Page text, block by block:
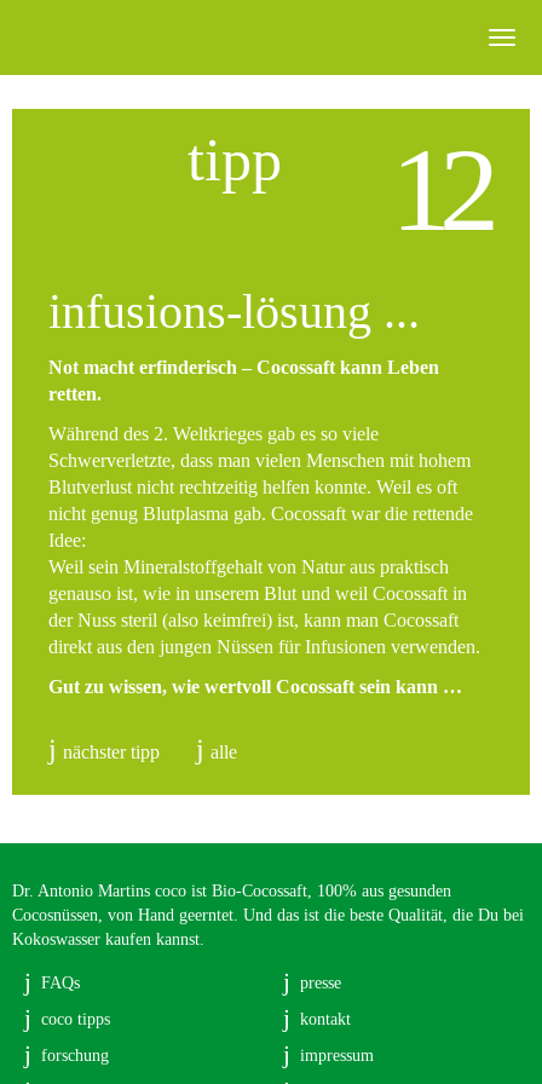
tipp 12
infusions-lösung ...
Not macht erfinderisch – Cocossaft kann Leben
retten.
Während des 2. Weltkrieges gab es so viele
Schwerverletzte, dass man vielen Menschen mit hohem
Blutverlust nicht rechtzeitig helfen konnte. Weil es oft
nicht genug Blutplasma gab. Cocossaft war die rettende
Idee:
Weil sein Mineralstoffgehalt von Natur aus praktisch
genauso ist, wie in unserem Blut und weil Cocossaft in
der Nuss steril (also keimfrei) ist, kann man Cocossaft
direkt aus den jungen Nüssen für Infusionen verwenden.
Gut zu wissen, wie wertvoll Cocossaft sein kann …
nächster tipp alle
Dr. Antonio Martins coco ist Bio-Cocossaft, 100% aus gesunden
Cocosnüssen, von Hand geerntet. Und das ist die beste Qualität, die Du bei
Kokoswasser kaufen kannst.
FAQs
coco tipps
forschung
presse
kontakt
impressum